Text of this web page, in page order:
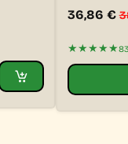
36,86 €
★★★★★